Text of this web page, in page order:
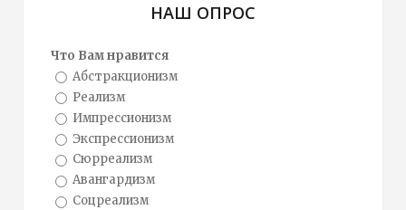
НАШ ОПРОС
Что Вам нравится
Абстракционизм
Реализм
Импрессионизм
Экспрессионизм
Сюрреализм
Авангардизм
Соцреализм